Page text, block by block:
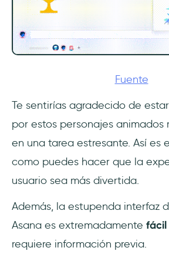
Fuente
Te sentirías agradecido de
por estos personajes animados
en una tarea estresante. Así es
como puedes hacer que la
usuario sea más divertida.
Además, la estupenda interfaz
Asana es extremadamente fácil
requiere información previa.